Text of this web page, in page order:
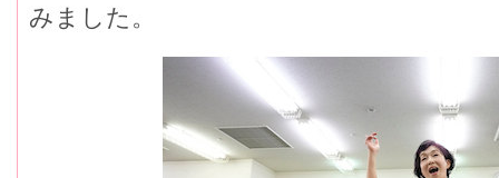
みました。